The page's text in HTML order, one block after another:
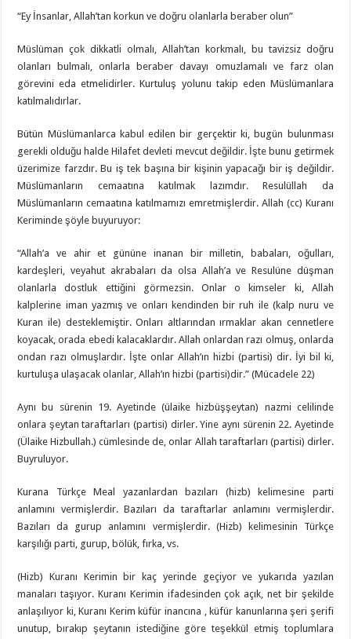
“Ey İnsanlar, Allah’tan korkun ve doğru olanlarla beraber olun”
Müslüman çok dikkatli olmalı, Allah’tan korkmalı, bu tavizsiz doğru
olanları bulmalı, onlarla beraber davayı omuzlamalı ve farz olan
görevini eda etmelidirler. Kurtuluş yolunu takip eden Müslümanlara
katılmalıdırlar.
Bütün Müslümanlarca kabul edilen bir gerçektir ki, bugün bulunması
gerekli olduğu halde Hilafet devleti mevcut değildir. İşte bunu getirmek
üzerimize farzdır. Bu iş tek başına bir kişinin yapacağı bir iş değildir.
Müslümanların cemaatına katılmak lazımdır. Resulüllah da
Müslümanların cemaatına katılmamızı emretmişlerdir. Allah (cc) Kuranı
Keriminde şöyle buyuruyor:
“Allah’a ve ahir et gününe inanan bir milletin, babaları, oğulları,
kardeşleri, veyahut akrabaları da olsa Allah’a ve Resulüne düşman
olanlarla dostluk ettiğini görmezsin. Onlar o kimseler ki, Allah
kalplerine iman yazmış ve onları kendinden bir ruh ile (kalp nuru ve
Kuran ile) desteklemiştir. Onları altlarından ırmaklar akan cennetlere
koyacak, orada ebedi kalacaklardır. Allah onlardan razı olmuş, onlarda
ondan razı olmuşlardır. İşte onlar Allah’ın hizbi (partisi) dir. İyi bil ki,
kurtuluşa ulaşacak olanlar, Allah’ın hizbi (partisi)dir.” (Mücadele 22)
Aynı bu sürenin 19. Ayetinde (ülaike hizbüşşeytan) nazmi celilinde
onlara şeytan taraftarları (partisi) dirler. Yine aynı sürenin 22. Ayetinde
(Ülaike Hizbullah.) cümlesinde de, onlar Allah taraftarları (partisi) dirler.
Buyruluyor.
Kurana Türkçe Meal yazanlardan bazıları (hizb) kelimesine parti
anlamını vermişlerdir. Bazıları da taraftarlar anlamını vermişlerdir.
Bazıları da gurup anlamını vermişlerdir. (Hizb) kelimesinin Türkçe
karşılığı parti, gurup, bölük, fırka, vs.
(Hizb) Kuranı Kerimin bir kaç yerinde geçiyor ve yukarıda yazılan
manaları taşıyor. Kuranı Kerimin ifadesinden çok açık, net bir şekilde
anlaşılıyor ki, Kuranı Kerim küfür inancına , küfür kanunlarına şeri şerifi
unutup, bırakıp şeytanın istediğine göre teşekkül etmiş toplumlara